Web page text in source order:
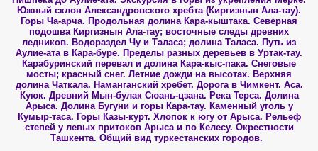
Южный склон Александровского хребта (Киргизнын Ала-тау).
Горы Ча-арча. Продольная долина Кара-кыштака. Северная
подошва Киргизнын Ала-тау; восточные следы древних
ледников. Водораздел Чу и Таласа; долина Таласа. Путь из
Аулие-ата в Кара-буре. Пределы разных деревьев в Уртак-тау.
Карабуринский перевал и долина Кара-кыс-пака. Снеговые
мосты; красный снег. Летние дожди на высотах. Верхняя
долина Чаткала. Наманганский хребет. Дорога в Чимкент. Аса.
Куюк. Древний Мын-булак Сюань-цзана. Река Терса. Долина
Арыса. Долина Бугуни и горы Кара-тау. Каменный уголь у
Кумыр-таса. Горы Казы-курт. Хлопок к югу от Арыса. Рельеф
степей у левых притоков Арыса и по Келесу. Окрестности
Ташкента. Общий вид туркестанских городов.